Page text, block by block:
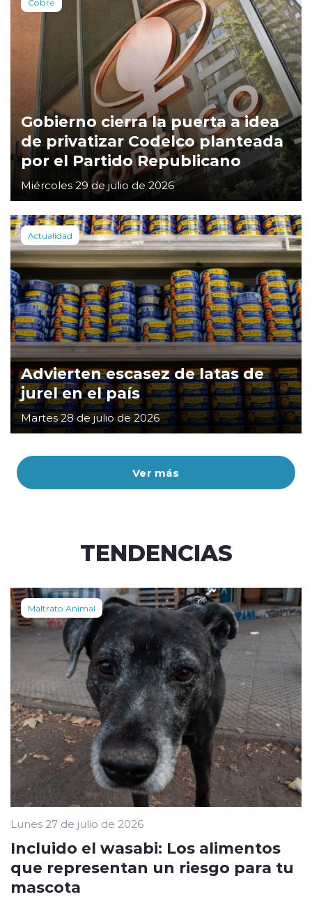
Ver más
Gobierno cierra la puerta a idea
de privatizar Codelco planteada
por el Partido Republicano
Miércoles 29 de julio de 2026
Actualidad
Advierten escasez de latas de
jurel en el país
Martes 28 de julio de 2026
TENDENCIAS
Maltrato Animal
Lunes 27 de julio de 2026
Incluido el wasabi: Los alimentos
que representan un riesgo para tu
mascota